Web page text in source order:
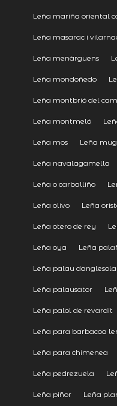
Leña mariña oriental
Leña masarac i
Leña menàrguens
Leña mondoñedo
Leña montbrió del
Leña montmeló
Leña mos Leña
Leña navalagamella
Leña o carballiño
Leña olivo Leña
Leña otero de rey
Leña oya Leña
Leña palau danglesola
Leña palausator
Leña palol de revardit
Leña para barbacoa
Leña para chimenea
Leña pedrezuela
Leña piñor Leña